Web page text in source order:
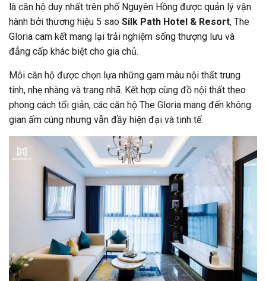
là căn hộ duy nhất trên phố Nguyên Hồng được quản lý vận
hành bởi thương hiệu 5 sao Silk Path Hotel & Resort, The
Gloria cam kết mang lại trải nghiệm sống thượng lưu và
đẳng cấp khác biệt cho gia chủ.
Mỗi căn hộ được chọn lựa những gam màu nội thất trung
tính, nhẹ nhàng và trang nhã. Kết hợp cùng đồ nội thất theo
phong cách tối giản, các căn hộ The Gloria mang đến không
gian ấm cúng nhưng vẫn đầy hiện đại và tinh tế.